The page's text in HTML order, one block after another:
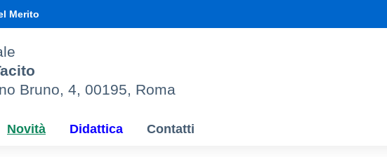
Merito
Bruno, 4, 00195, Roma
Novità Didattica Contatti